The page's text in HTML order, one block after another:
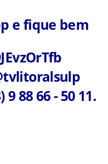
e fique bem
88 66 - 50 11.